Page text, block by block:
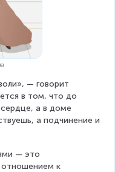
— говорит
в том, что до
а в доме
а подчинение и
— это
к